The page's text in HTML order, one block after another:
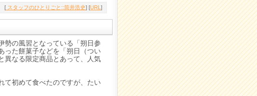
[ スタッフのひとりごと::筒井浩史] [URL ]
勢の風習となっている「朔日参
った餅菓子などを「朔日（つい
異なる限定商品とあって、人気
て初めて食べたのですが、たい